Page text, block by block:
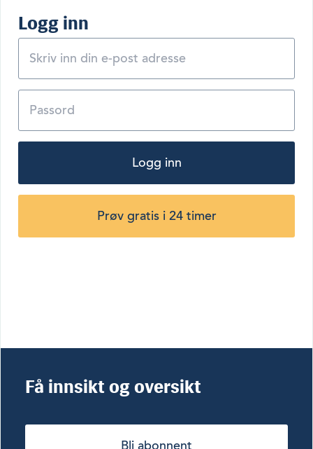
Logg inn
Logg inn
Prøv gratis i 24 timer
Få innsikt og oversikt
Bli abonnent